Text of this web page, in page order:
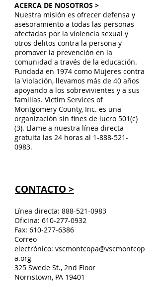
ACERCA DE NOSOTROS >
Nuestra misión es ofrecer defensa y
asesoramiento a todas las personas
afectadas por la violencia sexual y
otros delitos contra la persona y
promover la prevención en la
comunidad a través de la educación.
Fundada en 1974 como Mujeres contra
la Violación, llevamos más de 40 años
apoyando a los sobrevivientes y a sus
familias. Victim Services of
Montgomery County, Inc. es una
organización sin fines de lucro 501(c)
(3). Llame a nuestra línea directa
gratuita las 24 horas al 1-888-521-
0983.
CONTACTO >
Línea directa: 888-521-0983
Oficina: 610-277-0932
Fax: 610-277-6386
Correo
electrónico: vscmontcopa@vscmontcop
a.org
325 Swede St., 2nd Floor
Norristown, PA 19401